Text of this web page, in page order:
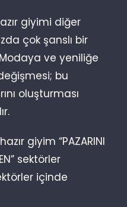
giyimi diğer
çok şanslı bir
ve yeniliğe
bu
oluşturması
giyim “PAZARINI
sektörler
içinde